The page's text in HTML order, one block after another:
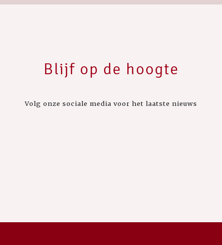
Blijf op de hoogte
Volg onze sociale media voor het laatste nieuws